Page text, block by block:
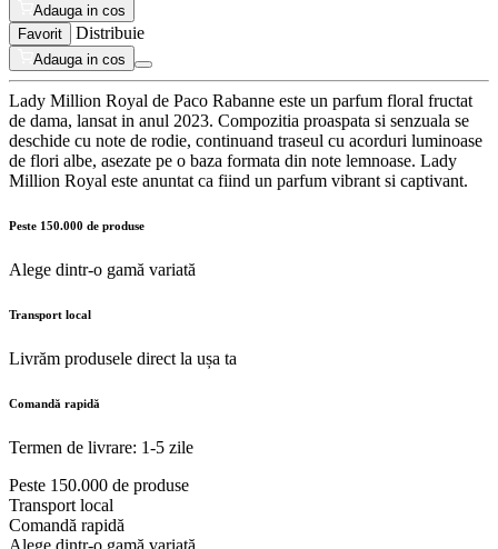
Adauga in cos
Favorit
Distribuie
Adauga in cos
Lady Million Royal de Paco Rabanne este un parfum floral fructat
de dama, lansat in anul 2023. Compozitia proaspata si senzuala se
deschide cu note de rodie, continuand traseul cu acorduri luminoase
de flori albe, asezate pe o baza formata din note lemnoase. Lady
Million Royal este anuntat ca fiind un parfum vibrant si captivant.
Peste 150.000 de produse
Alege dintr-o gamă variată
Transport local
Livrăm produsele direct la ușa ta
Comandă rapidă
Termen de livrare: 1-5 zile
Peste 150.000 de produse
Transport local
Comandă rapidă
Alege dintr-o gamă variată